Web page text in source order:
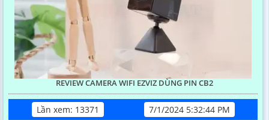
REVIEW CAMERA WIFI EZVIZ DÙNG PIN CB2
Lần xem: 13371
7/1/2024 5:32:44 PM